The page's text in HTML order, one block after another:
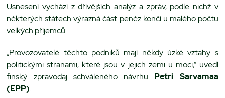
Usnesení vychází z dřívějších analýz a zpráv, podle nichž v
některých státech výrazná část peněz končí u malého počtu
velkých příjemců.
„Provozovatelé těchto podniků mají někdy úzké vztahy s
politickými stranami, které jsou v jejich zemi u moci,“ uvedl
finský zpravodaj schváleného návrhu Petri Sarvamaa
(EPP).